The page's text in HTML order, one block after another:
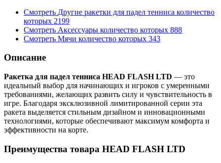
Смотреть Другие ракетки для падел тенниса количество
которых 2199
Смотреть Аксессуары количество которых 888
Смотреть Мячи количество которых 343
Описание
Ракетка для падел тенниса HEAD FLASH LTD — это
идеальный выбор для начинающих и игроков с умеренными
требованиями, желающих развить силу и чувствительность в
игре. Благодаря эксклюзивной лимитированной серии эта
ракета выделяется стильным дизайном и инновационными
технологиями, которые обеспечивают максимум комфорта и
эффективности на корте.
Преимущества товара HEAD FLASH LTD